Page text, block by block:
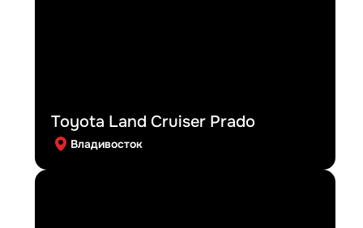
Toyota Land Cruiser Prado
Владивосток